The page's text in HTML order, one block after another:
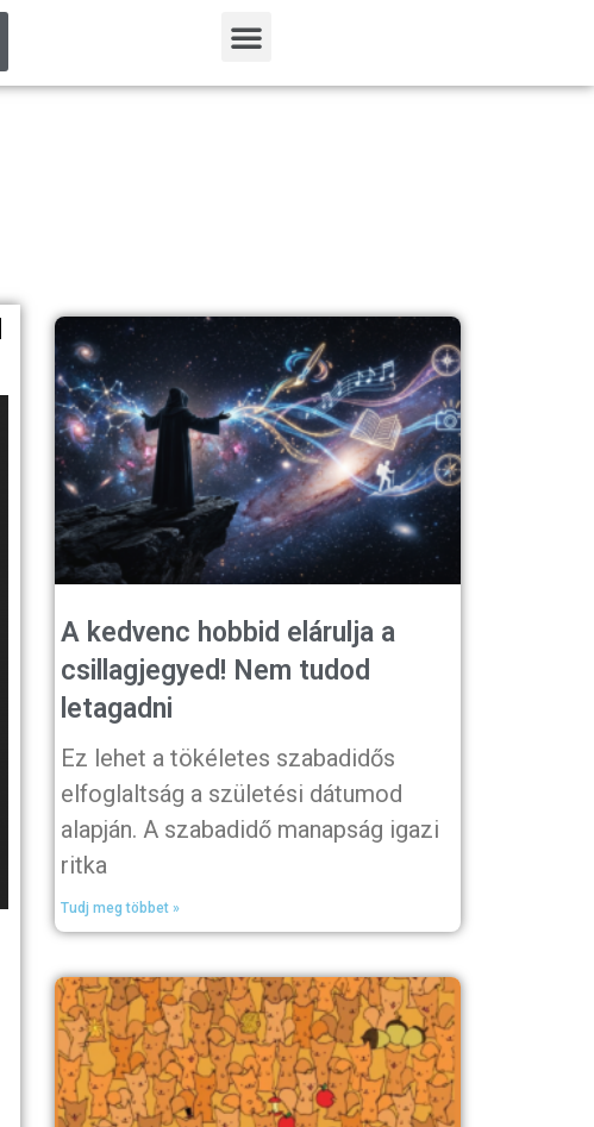
A kedvenc hobbid elárulja a
csillagjegyed! Nem tudod
letagadni
Ez lehet a tökéletes szabadidős
elfoglaltság a születési dátumod
alapján. A szabadidő manapság igazi
ritka
Tudj meg többet »